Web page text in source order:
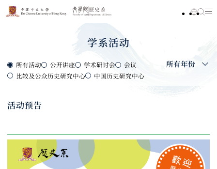
学系活动
所有活动 公开讲座 学术研讨会
会议
比较及公众历史研究中心
中国历史研究中心
所有年份
活动预告